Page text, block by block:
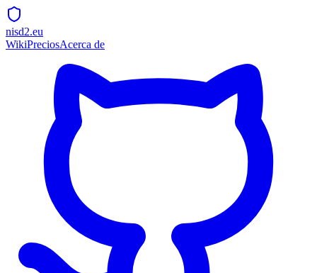
nisd2.eu
WikiPreciosAcerca de